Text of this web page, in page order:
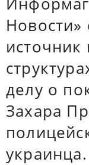
Новости»
источник
делу о
Захара
украинца.